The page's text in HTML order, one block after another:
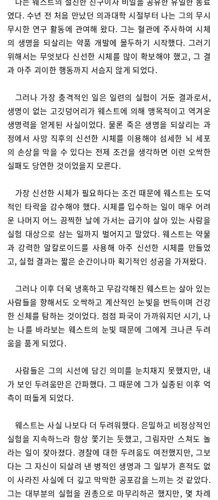
였다. 수년 전 처음 만났던 의과대학 시절부터 나는 그의 무시
무시한 연구 활동에 관여해 왔다. 그는 혈관에 주사하여 시체
의 생명을 되살리는 약품 개발에 몰두하기 시작했다. 그러기
위해서는 무엇보다 신선한 시체를 많이 확보해야 했고, 그 결
과 아주 괴이한 행동까지 서슴지 않게 되었다.
그러나 가장 충격적인 일은 일련의 실험이 거둔 결과로서,
생명이 없는 고깃덩어리가 웨스트에 의해 맹목적이고 역겨운
생명력을 얻게된 사실이었다. 물론 죽은 생명을 되살리는 과
정에서 사망 직후의 신선한 시체를 이용해야 섬세한 뇌 세포
의 손상을 막을 수 있다는 전제 조건을 생각하면 이런 오싹한
실패도 당연한 것이었을지 모른다.
가장 신선한 시체가 필요하다는 조건 때문에 웨스트는 도덕
적인 타락을 감수해야 했다. 시체를 입수하는 일이 매우 어려
운 나머지 어느 끔찍한 날에 가서는 급기야 살아 있는 사람을
실험 대상으로 삼는 일까지 벌어지고 말았다. 웨스트는 약물
과 강력한 알칼로이드를 사용해 아주 신선한 시체를 만들었
고, 실험 결과는 짧은 순간이나마 획기적인 성공을 가져왔다.
그러나 이후 더욱 냉혹하고 무감각해진 웨스트는 살아 있는
사람들을 향해서도 오싹하고 계산적인 눈빛을 번득이며 건강
한 신체를 탐하는 것이었다. 점점 파국이 가까워지던 시기, 나
는 나를 바라보는 웨스트의 눈빛 때문에 그에게 크나큰 두려
움을 품게 되었다.
사람들은 그의 시선에 담긴 의미를 눈치채지 못했지만, 내
가 보인 두려움만은 간파했다. 그 때문에 그가 실종된 이후 억
측이 떠돌게 되었다.
웨스트는 사실 나보다 더 두려워했다. 은밀하고 비정상적인
실험을 지속하느라 항상 쫓기는 듯했고, 그림자만 스쳐도 놀
라는 일이 잦아졌다. 경찰에 대한 두려움도 여전했지만, 그보
다는 그 자신이 되살려 낸 병적인 생명과 그 일부가 흔적도 없
이 사라진 사실에 더 깊고 막막한 공포감을 느끼는 것 같았다.
그는 대부분의 실험을 권총으로 마무리하곤 했지만, 몇 차례